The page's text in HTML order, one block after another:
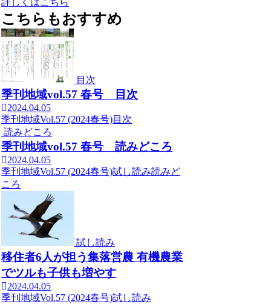
こちらもおすすめ
目次
季刊地域vol.57 春号 目次
2024.04.05
季刊地域Vol.57 (2024春号)目次
読みどころ
季刊地域vol.57 春号 読みどころ
2024.04.05
季刊地域Vol.57 (2024春号)試し読み読みど
ころ
試し読み
移住者6人が担う集落営農 有機農業
でツルも子供も増やす
2024.04.05
季刊地域Vol.57 (2024春号)試し読み